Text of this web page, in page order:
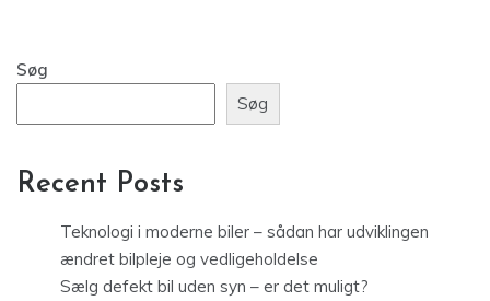
Søg
Søg
Recent Posts
Teknologi i moderne biler – sådan har udviklingen
ændret bilpleje og vedligeholdelse
Sælg defekt bil uden syn – er det muligt?